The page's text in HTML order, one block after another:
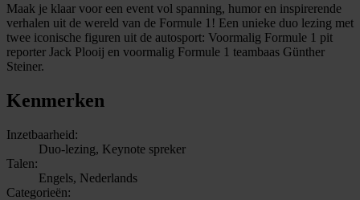
Maak je klaar voor een event vol spanning, humor en inspirerende
verhalen uit de wereld van de Formule 1! Een unieke duo lezing met
twee iconische figuren uit de autosport: Voormalig Formule 1 pit
reporter Jack Plooij en voormalig Formule 1 teambaas Günther
Steiner.
Kenmerken
Inzetbaarheid:
Duo-lezing, Keynote spreker
Talen:
Engels, Nederlands
Categorieën: